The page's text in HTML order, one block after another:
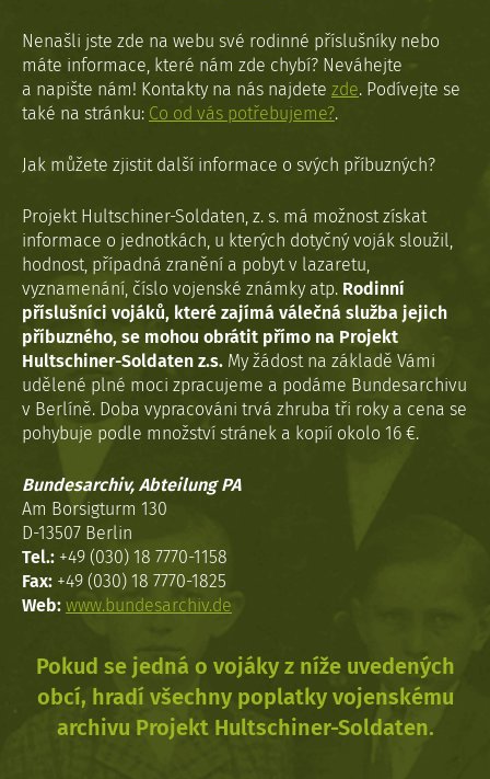
Nenašli jste zde na webu své rodinné příslušníky nebo
máte informace, které nám zde chybí? Neváhejte
a napište nám! Kontakty na nás najdete zde. Podívejte se
také na stránku: Co od vás potřebujeme?.
Jak můžete zjistit další informace o svých příbuzných?
Projekt Hultschiner-Soldaten, z. s. má možnost získat
informace o jednotkách, u kterých dotyčný voják sloužil,
hodnost, případná zranění a pobyt v lazaretu,
vyznamenání, číslo vojenské známky atp. Rodinní
příslušníci vojáků, které zajímá válečná služba jejich
příbuzného, se mohou obrátit přímo na Projekt
Hultschiner-Soldaten z.s. My žádost na základě Vámi
udělené plné moci zpracujeme a podáme Bundesarchivu
v Berlíně. Doba vypracováni trvá zhruba tři roky a cena se
pohybuje podle množství stránek a kopií okolo 16 €.
Bundesarchiv, Abteilung PA
Am Borsigturm 130
D-13507 Berlin
Tel.: +49 (030) 18 7770-1158
Fax: +49 (030) 18 7770-1825
Web: www.bundesarchiv.de
Pokud se jedná o vojáky z níže uvedených
obcí, hradí všechny poplatky vojenskému
archivu Projekt Hultschiner-Soldaten.